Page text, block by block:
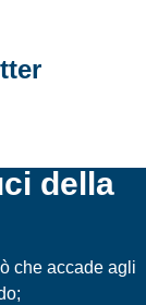
della
che accade agli